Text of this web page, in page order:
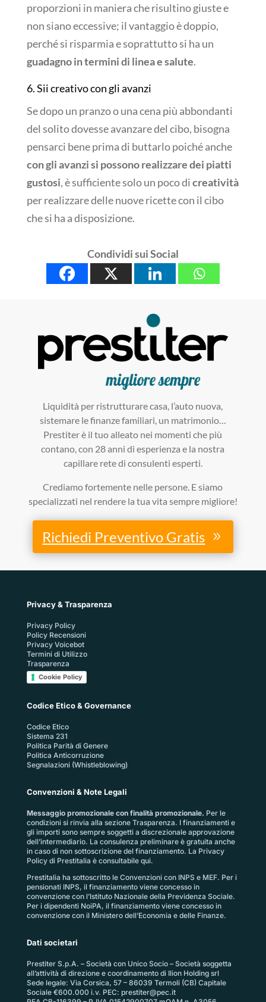
proporzioni in maniera che risultino giuste e
non siano eccessive; il vantaggio è doppio,
perché si risparmia e soprattutto si ha un
guadagno in termini di linea e salute.
6. Sii creativo con gli avanzi
Se dopo un pranzo o una cena più abbondanti
del solito dovesse avanzare del cibo, bisogna
pensarci bene prima di buttarlo poiché anche
con gli avanzi si possono realizzare dei piatti
gustosi, è sufficiente solo un poco dicreatività
per realizzare delle nuove ricette con il cibo
che si ha a disposizione.
Condividi sui Social
Liquidità per ristrutturare casa, l’auto nuova,
sistemare le finanze familiari, un matrimonio…
Prestiter è il tuo alleato nei momenti che più
contano, con 28 anni di esperienza e la nostra
capillare rete di consulenti esperti.
Crediamo fortemente nelle persone. E siamo
specializzati nel rendere la tua vita sempre migliore!
Richiedi Preventivo Gratis
Privacy & Trasparenza
Privacy Policy
Policy Recensioni
Privacy Voicebot
Termini di Utilizzo
Trasparenza
Cookie Policy
Codice Etico & Governance
Codice Etico
Sistema 231
Politica Parità di Genere
Politica Anticorruzione
Segnalazioni (Whistleblowing)
Convenzioni & Note Legali
Messaggio promozionale con finalità promozionale. Per le
condizioni si rinvia alla sezione Trasparenza. I finanziamenti e
gli importi sono sempre soggetti a discrezionale approvazione
dell’intermediario. La consulenza preliminare è gratuita anche
in caso di non sottoscrizione del finanziamento. La Privacy
Policy di Prestitalia è consultabile qui.
Prestitalia ha sottoscritto le Convenzioni con INPS e MEF. Per i
pensionati INPS, il finanziamento viene concesso in
convenzione con l’Istituto Nazionale della Previdenza Sociale.
Per i dipendenti NoiPA, il finanziamento viene concesso in
convenzione con il Ministero dell’Economia e delle Finanze.
Dati societari
Prestiter S.p.A. – Società con Unico Socio – Società soggetta
all’attività di direzione e coordinamento di Ilion Holding srl
Sede legale: Via Corsica, 57 – 86039 Termoli (CB) Capitale
Sociale €600.000 i.v. PEC: prestiter@pec.it